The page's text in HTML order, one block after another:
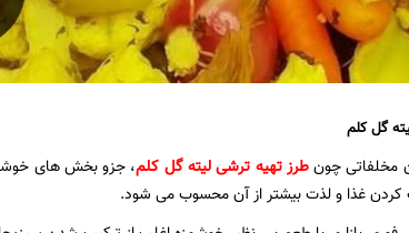
گل کلم
مخلفاتی چونطرز تهیه ترشی لیته گل کلم، جزو بخش های
غذا و لذت بیشتر از آن محسوب می شود.